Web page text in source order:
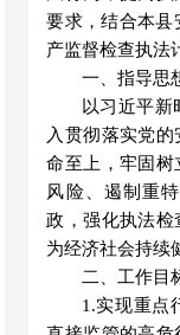
要求，结合本县
产监督检查执法
一、指导思
以习近平新
入贯彻落实党
命至上，牢固树
风险、遏制重
政，强化执法检
为经济社会持续
二、工作目
1.实现重点